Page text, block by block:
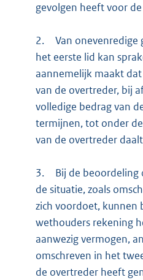
gevolgen heeft voor
2.
Van onevenredige
het eerste lid kan
aannemelijk maakt
van de overtreder, bij
volledige bedrag van
termijnen, tot onder
van de overtreder
3.
Bij de
de situatie, zoals
zich voordoet, kunnen
wethouders rekening
aanwezig vermogen,
omschreven in het
de overtreder heeft